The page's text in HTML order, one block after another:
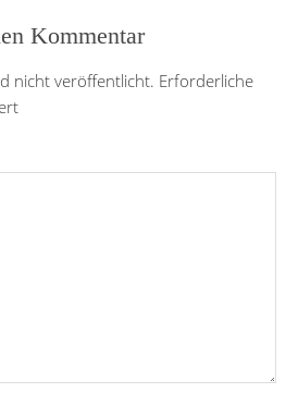
Kommentar
nicht veröffentlicht. Erforderliche